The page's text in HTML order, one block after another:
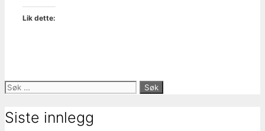
Lik dette:
Søk
Siste innlegg